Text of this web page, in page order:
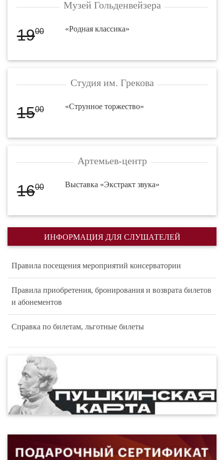
Музей Гольденвейзера
1900 «Родная классика»
Студия им. Грекова
1500 «Струнное торжество»
Артемьев-центр
1600 Выставка «Экстракт звука»
ИНФОРМАЦИЯ ДЛЯ СЛУШАТЕЛЕЙ
Правила посещения мероприятий консерватории
Правила приобретения, бронирования и возврата билетов
и абонементов
Справка по билетам, льготные билеты